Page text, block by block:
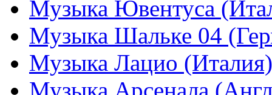
Музыка Ювентуса
Музыка Шальке 04
Музыка Лацио (Италия)
Музыка Арсенала